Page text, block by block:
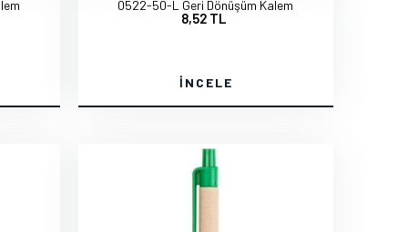
0522-50-L Geri Dönüşüm Kalem
8,52 TL
İNCELE